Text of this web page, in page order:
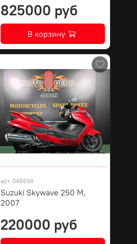
825000 руб
В корзину
арт. 048698
Suzuki Skywave 250 M,
2007
220000 руб